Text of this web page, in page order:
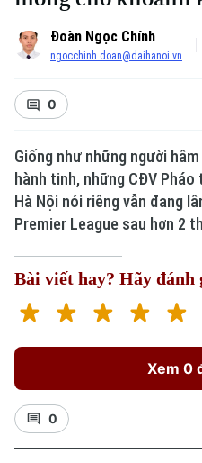
Đoàn Ngọc Chính
ngocchinh.doan@daihanoi.vn
0
Giống như những người
hành tinh, những CĐV
Hà Nội nói riêng vẫn đang
Premier League sau hơn 2
Bài viết hay? Hãy đánh
Xem 0
0